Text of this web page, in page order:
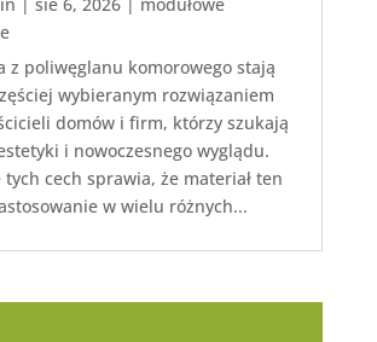
| sie 6, 2026| modułowe
z poliwęglanu komorowego stają
wybieranym rozwiązaniem
domów i firm, którzy szukają
i nowoczesnego wyglądu.
tych cech sprawia, że materiał ten
w wielu różnych...